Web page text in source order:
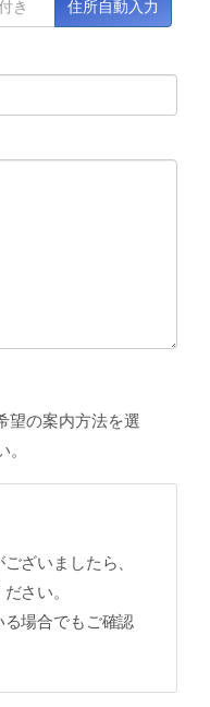
望の案内方法を選
。
ざいましたら、
さい。
場合でもご確認